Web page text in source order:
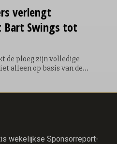
verlengt
Bart Swings tot
de ploeg zijn volledige
X²O Badkamers. Bart won
titels (mass start) en 4
2 x mass start).
wekelijkse Sponsorreport-